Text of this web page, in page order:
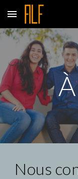
Skip to main content
Nous